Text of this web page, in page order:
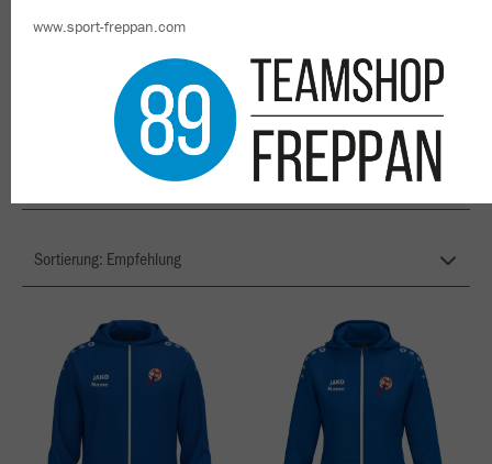
Herzlich Willkommen im Teamshop
Ellhofen
Farbe
www.sport-freppan.com
Alle ablehnen
mehr Infos
Datenschutz
Impressum